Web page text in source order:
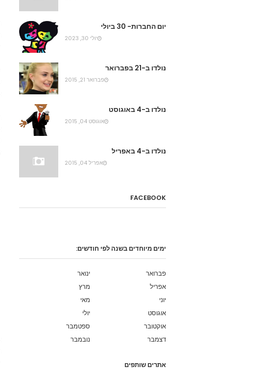
יום החברות- 30 ביולי
יולי 30, 2023
נולדו ב-21 בפברואר
פברואר 21, 2015
נולדו ב-4 באוגוסט
אוגוסט 04, 2015
נולדו ב-4 באפריל
אפריל 04, 2015
FACEBOOK
ימים מיוחדים בשנה לפי חודשים:
ינואר
פברואר
מרץ
אפריל
מאי
יוני
יולי
אוגוסט
ספטמבר
אוקטובר
נובמבר
דצמבר
אתרים שותפים